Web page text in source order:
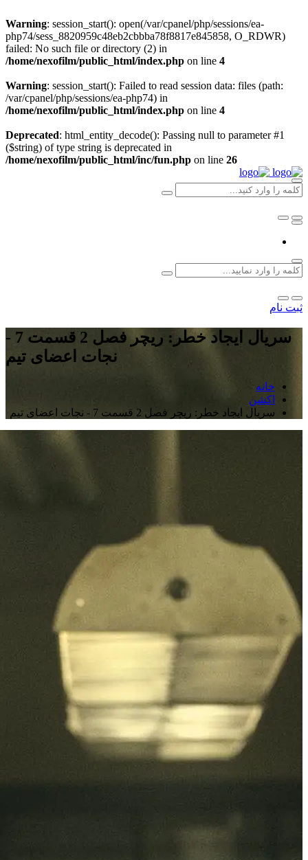
Warning: session_start(): open(/var/cpanel/php/sessions/ea-
php74/sess_8820959c48eb2cbbba78f8817e845858, O_RDWR)
failed: No such file or directory (2) in
/home/nexofilm/public_html/index.php on line 4
Warning: session_start(): Failed to read session data: files (path:
/var/cpanel/php/sessions/ea-php74) in
/home/nexofilm/public_html/index.php on line 4
Deprecated: html_entity_decode(): Passing null to parameter #1
($string) of type string is deprecated in
/home/nexofilm/public_html/inc/fun.php on line 26
ثبت نام
سریال ایجاد خطر: ریچر فصل 2 قسمت 7 -
نجات اعضای تیم
خانه
اکشن
سریال ایجاد خطر: ریچر فصل 2 قسمت 7 - نجات اعضای تیم